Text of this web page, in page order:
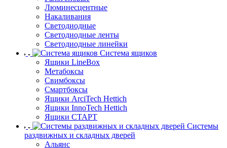
Люминесцентные
Накаливания
Светодиодные
Светодиодные ленты
Светодиодные линейки
Система ящиков
Ящики LineBox
Метабоксы
Свимбоксы
Смартбоксы
Ящики ArciTech Hettich
Ящики InnoTech Hettich
Ящики СТАРТ
Системы
раздвижных и складных дверей
Альянс